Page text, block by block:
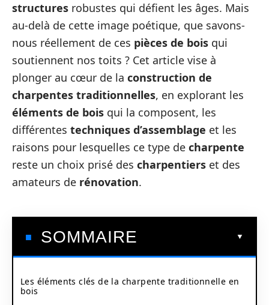
structures robustes qui défient les âges. Mais
au-delà de cette image poétique, que savons-
nous réellement de ces pièces de bois qui
soutiennent nos toits ? Cet article vise à
plonger au cœur de la construction de
charpentes traditionnelles, en explorant les
éléments de bois qui la composent, les
différentes techniques d’assemblage et les
raisons pour lesquelles ce type de charpente
reste un choix prisé des charpentiers et des
amateurs de rénovation.
SOMMAIRE
Les éléments clés de la charpente traditionnelle en
bois